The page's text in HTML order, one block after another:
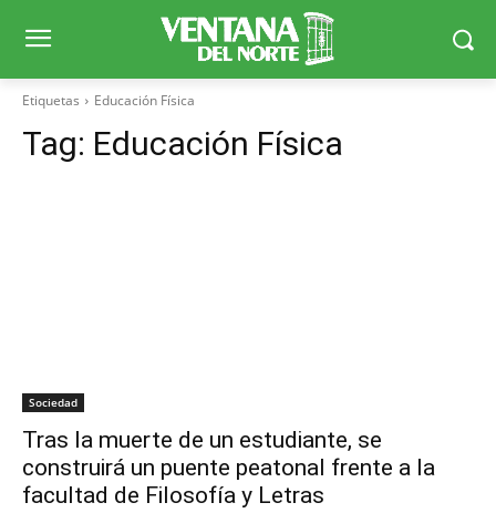
Etiquetas Educación Física
Tag: Educación Física
Sociedad
Tras la muerte de un estudiante, se
construirá un puente peatonal frente a la
facultad de Filosofía y Letras